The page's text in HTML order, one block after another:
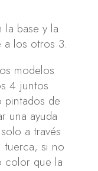
base y la
a los otros 3.
modelos
4 juntos.
pintados de
una ayuda
a través
tuerca, si no
color que la